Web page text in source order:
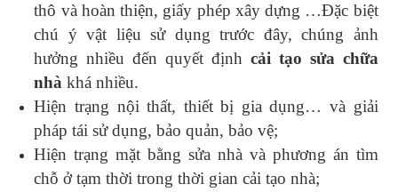
thô và hoàn thiện, giấy phép xây dựng …Đặc biệt
chú ý vật liệu sử dụng trước đây, chúng ảnh
hưởng nhiều đến quyết định cải tạo sửa chữa
nhàkhá nhiều.
Hiện trạng nội thất, thiết bị gia dụng… và giải
pháp tái sử dụng, bảo quản, bảo vệ;
Hiện trạng mặt bằng sửa nhà và phương án tìm
chỗ ở tạm thời trong thời gian cải tạo nhà;